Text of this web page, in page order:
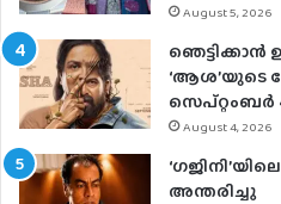
August 5, 2026
‘ആശ’യുടെ
സെപ്റ്റംബർ
August 4, 2026
അന്തരിച്ചു